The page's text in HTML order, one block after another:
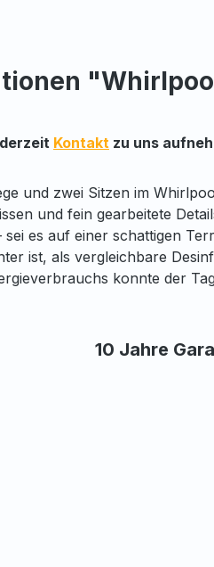
Kontakt zu uns
und zwei Sitzen im
und fein gearbeitete
es auf einer schattigen
ist, als vergleichbare
konnte der
10 Jahre